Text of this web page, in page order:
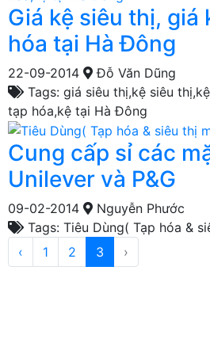
Giá kệ siêu thị, giá
hóa tại Hà Đông
22-09-2014
Đỗ Văn Dũng
Tags: giá siêu thị,kệ siêu
tạp hóa,kệ tại Hà Đông
Cung cấp sỉ các
Unilever và P&G
09-02-2014
Nguyễn Phước
Tags: Tiêu Dùng( Tạp hóa &
‹
1 2 3 ›